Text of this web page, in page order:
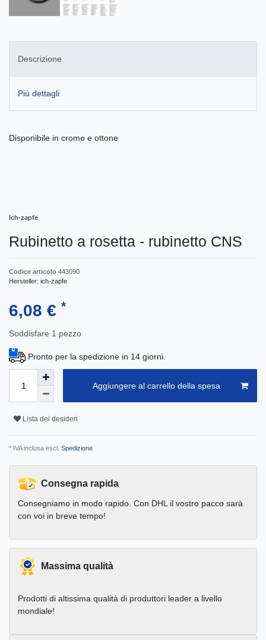
Descrizione
Più dettagli
Disponibile in cromo e ottone
Ich-zapfe
Rubinetto a rosetta - rubinetto CNS
Codice articolo 443090
Hersteller: ich-zapfe
6,08 € *
Soddisfare 1 pezzo
Pronto per la spedizione in 14 giorni.
Aggiungere al carrello della spesa
Lista dei desideri
* IVA inclusa escl. Spedizione
Consegna rapida
Consegniamo in modo rapido. Con DHL il vostro pacco sarà
con voi in breve tempo!
Massima qualità
Prodotti di altissima qualità di produttori leader a livello
mondiale!